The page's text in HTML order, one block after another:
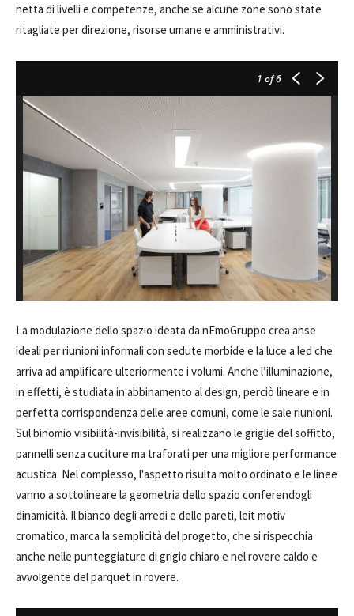
netta di livelli e competenze, anche se alcune zone sono state
ritagliate per direzione, risorse umane e amministrativi.
1 of 6
La modulazione dello spazio ideata da nEmoGruppo crea anse
ideali per riunioni informali con sedute morbide e la luce a led che
arriva ad amplificare ulteriormente i volumi. Anche l’illuminazione,
in effetti, è studiata in abbinamento al design, perciò lineare e in
perfetta corrispondenza delle aree comuni, come le sale riunioni.
Sul binomio visibilità-invisibilità, si realizzano le griglie del soffitto,
pannelli senza cuciture ma traforati per una migliore performance
acustica. Nel complesso, l'aspetto risulta molto ordinato e le linee
vanno a sottolineare la geometria dello spazio conferendogli
dinamicità. Il bianco degli arredi e delle pareti, leit motiv
cromatico, marca la semplicità del progetto, che si rispecchia
anche nelle punteggiature di grigio chiaro e nel rovere caldo e
avvolgente del parquet in rovere.